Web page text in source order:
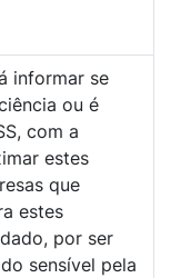
informar se
ou é
com a
estes
que
estes
por ser
sensível pela